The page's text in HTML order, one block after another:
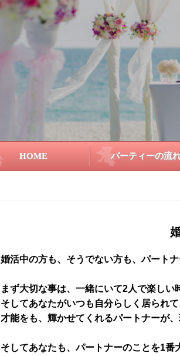
HOME パーティーの流
婚活中の方も、そうでない方も、パート
まず大切な事は、一緒にいて2人で楽しい
そしてあなたがいつも自分らしく居られ
才能をも、輝かせてくれるパートナーが
そしてあなたも、パートナーのことを1